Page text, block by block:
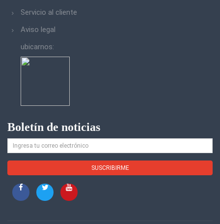
Servicio al cliente
Aviso legal
ubicarnos:
Boletín de noticias